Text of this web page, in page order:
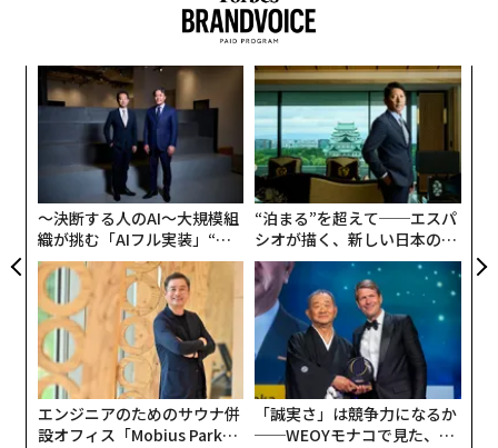
〜決断する人のAI〜大規模組
織が挑む「AIフル実装」“使
う”企業から“動く”企業へ【N
TTドコモビジネス×PwC】
“泊まる”を超えて──エスパ
シオが描く、新しい日本のラ
グジュアリー（前編）
エンジニアのためのサウナ併
設オフィス「Mobius Park」
「誠実さ」は競争力になるか
──WEOYモナコで見た、く